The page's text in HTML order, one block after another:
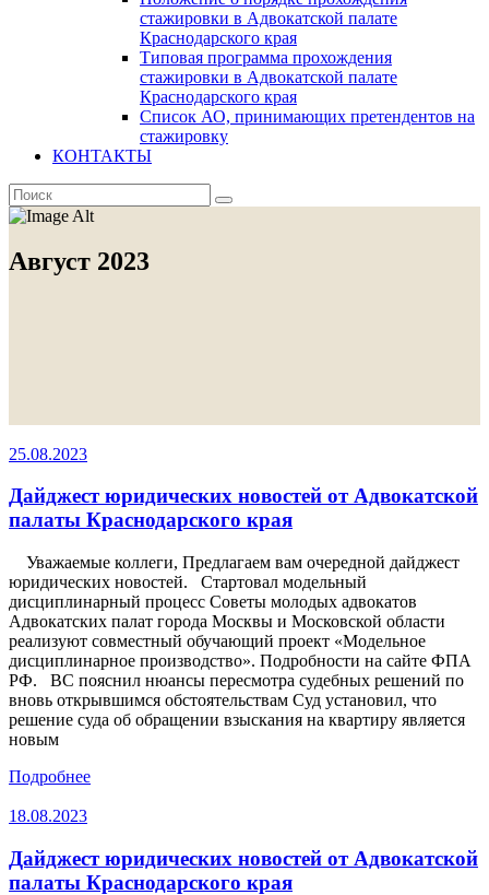
стажировки в Адвокатской палате
Краснодарского края
Типовая программа прохождения
стажировки в Адвокатской палате
Краснодарского края
Список АО, принимающих претендентов на
стажировку
КОНТАКТЫ
Август 2023
25.08.2023
Дайджест юридических новостей от Адвокатской
палаты Краснодарского края
Уважаемые коллеги, Предлагаем вам очередной дайджест
юридических новостей. Стартовал модельный
дисциплинарный процесс Советы молодых адвокатов
Адвокатских палат города Москвы и Московской области
реализуют совместный обучающий проект «Модельное
дисциплинарное производство». Подробности на сайте ФПА
РФ. ВС пояснил нюансы пересмотра судебных решений по
вновь открывшимся обстоятельствам Суд установил, что
решение суда об обращении взыскания на квартиру является
новым
Подробнее
18.08.2023
Дайджест юридических новостей от Адвокатской
палаты Краснодарского края